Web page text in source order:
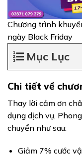
Chương trình
ngày Black Friday
Mục Lục
Chi tiết về
Thay lời cảm ơn
dụng dịch vụ,
chuyển như sau:
Giảm 7% cước